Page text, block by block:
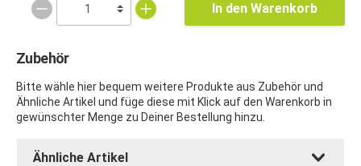
In den Warenkorb
Zubehör
Bitte wähle hier bequem weitere Produkte aus Zubehör und
Ähnliche Artikel und füge diese mit Klick auf den Warenkorb in
gewünschter Menge zu Deiner Bestellung hinzu.
Ähnliche Artikel